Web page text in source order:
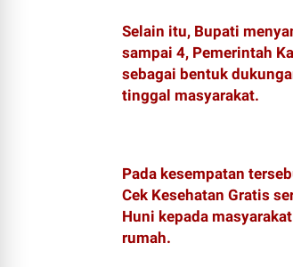
‎Selain itu, Bupati
sampai 4, Pemerintah
sebagai bentuk
tinggal masyarakat.
‎Pada kesempatan
Cek Kesehatan Gratis
Huni kepada
rumah.